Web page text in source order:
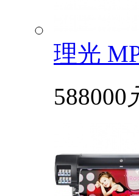
理光
588000